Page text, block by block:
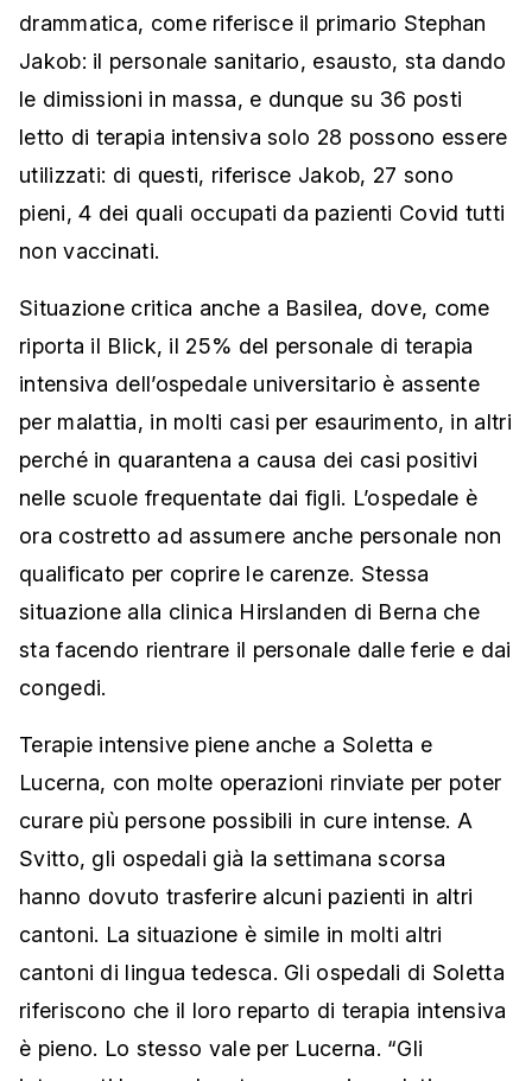
drammatica, come riferisce il primario Stephan
Jakob: il personale sanitario, esausto, sta dando
le dimissioni in massa, e dunque su 36 posti
letto di terapia intensiva solo 28 possono essere
utilizzati: di questi, riferisce Jakob, 27 sono
pieni, 4 dei quali occupati da pazienti Covid tutti
non vaccinati.
Situazione critica anche a Basilea, dove, come
riporta il Blick, il 25% del personale di terapia
intensiva dell’ospedale universitario è assente
per malattia, in molti casi per esaurimento, in altri
perché in quarantena a causa dei casi positivi
nelle scuole frequentate dai figli. L’ospedale è
ora costretto ad assumere anche personale non
qualificato per coprire le carenze. Stessa
situazione alla clinica Hirslanden di Berna che
sta facendo rientrare il personale dalle ferie e dai
congedi.
Terapie intensive piene anche a Soletta e
Lucerna, con molte operazioni rinviate per poter
curare più persone possibili in cure intense. A
Svitto, gli ospedali già la settimana scorsa
hanno dovuto trasferire alcuni pazienti in altri
cantoni. La situazione è simile in molti altri
cantoni di lingua tedesca. Gli ospedali di Soletta
riferiscono che il loro reparto di terapia intensiva
è pieno. Lo stesso vale per Lucerna. “Gli